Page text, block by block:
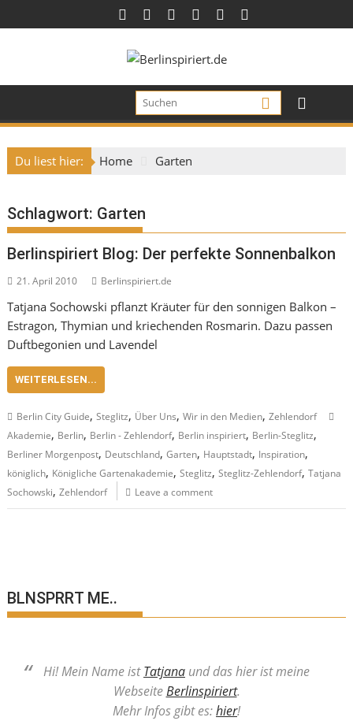
to
Du liest hier: Home Garten
Schlagwort: Garten
Berlinspiriert Blog: Der perfekte Sonnenbalkon
21. April 2010 Berlinspiriert.de
Tatjana Sochowski pflanzt Kräuter für den sonnigen Balkon –
Estragon, Thymian und kriechenden Rosmarin. Dazu passen
Duftbegonien und Lavendel
WEITERLESEN...
Berlin City Guide,Steglitz, Über Uns,Wir in den Medien,Zehlendorf
Akademie, Berlin, Berlin - Zehlendorf, Berlin inspiriert, Berlin-Steglitz,
Berliner Morgenpost, Deutschland,Garten, Hauptstadt, Inspiration,
königlich, Königliche Gartenakademie,Steglitz,Steglitz-Zehlendorf,Tatjana
Sochowski,Zehlendorf Leave a comment
BLNSPRRT ME..
Hi! Mein Name istTatjana und das hier ist meine
WebseiteBerlinspiriert.
Mehr Infos gibt es:hier!